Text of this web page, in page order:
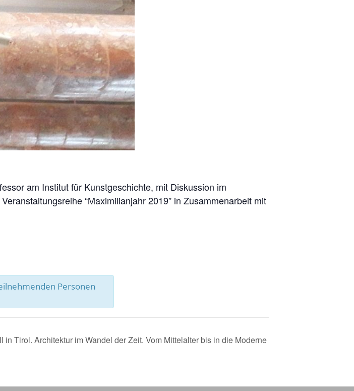
am Institut für Kunstgeschichte, mit Diskussion im
“Maximilianjahr 2019” in Zusammenarbeit mit
Personen
in Tirol. Architektur im Wandel der Zeit. Vom Mittelalter bis in die Moderne